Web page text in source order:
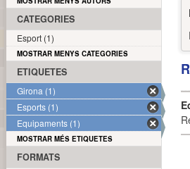
CATEGORIES
Esport (1)
MOSTRAR MENYS CATEGORIES
ETIQUETES
Girona (1)
Esports (1)
Equipaments (1)
MOSTRAR MÉS ETIQUETES
FORMATS